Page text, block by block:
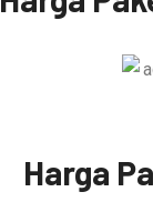
Harga